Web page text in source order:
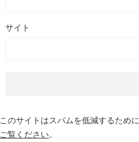
サイト
このサイトはスパムを低減するため
ご覧ください。